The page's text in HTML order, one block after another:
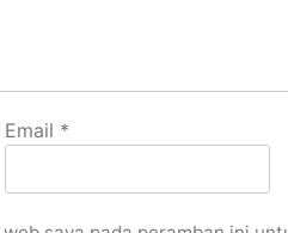
Email *